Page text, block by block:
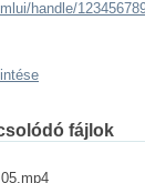
handle/
fájlok